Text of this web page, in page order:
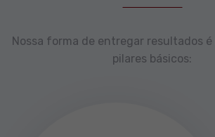
Nossa forma de entregar resultados
pilares básicos: